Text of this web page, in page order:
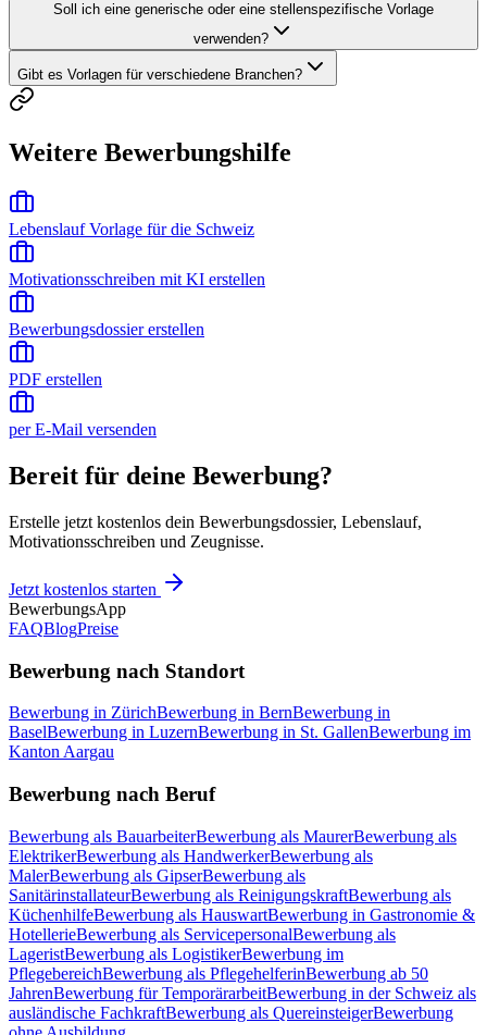
Soll ich eine generische oder eine stellenspezifische Vorlage
verwenden?
Gibt es Vorlagen für verschiedene Branchen?
Weitere Bewerbungshilfe
Lebenslauf Vorlage für die Schweiz
Motivationsschreiben mit KI erstellen
Bewerbungsdossier erstellen
PDF erstellen
per E-Mail versenden
Bereit für deine Bewerbung?
Erstelle jetzt kostenlos dein Bewerbungsdossier, Lebenslauf,
Motivationsschreiben und Zeugnisse.
Jetzt kostenlos starten
BewerbungsApp
FAQBlogPreise
Bewerbung nach Standort
Bewerbung in ZürichBewerbung in BernBewerbung in
BaselBewerbung in LuzernBewerbung in St. GallenBewerbung im
Kanton Aargau
Bewerbung nach Beruf
Bewerbung als BauarbeiterBewerbung als MaurerBewerbung als
ElektrikerBewerbung als HandwerkerBewerbung als
MalerBewerbung als GipserBewerbung als
SanitärinstallateurBewerbung als ReinigungskraftBewerbung als
KüchenhilfeBewerbung als HauswartBewerbung in Gastronomie &
HotellerieBewerbung als ServicepersonalBewerbung als
LageristBewerbung als LogistikerBewerbung im
PflegebereichBewerbung als PflegehelferinBewerbung ab 50
JahrenBewerbung für TemporärarbeitBewerbung in der Schweiz als
ausländische FachkraftBewerbung als QuereinsteigerBewerbung